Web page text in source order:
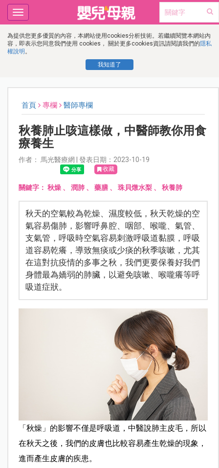
為提供您更多優質的內容，本網站使用cookies分析技術。若繼續閱覽本網站內
容，即表示您同意我們使用 cookies， 關於更多cookies資訊請閱讀我們的隱私
權說明 。
我知道了
Toggle
navigation
首頁 專欄 醫師專欄
秋養肺止咳這樣做，中醫師教你用食
療養生
作者： 馬光醫療網 | 發表日期：2023-10-19
收藏
關鍵字： 秋燥、 潤肺、 藥膳、 珠貝燉水梨、 秋養肺
秋天的空氣較為乾燥、濕度較低，秋天乾燥的空
氣容易傷肺，影響呼鼻腔、咽部、喉嚨、氣管、
支氣管，呼吸時空氣容易刺激呼吸道黏膜，呼吸
道容易乾癢，導致無痰或少痰的秋季咳嗽，尤其
在這對抗疫情的多事之秋，我們更要保養好我們
身體最為嬌弱的肺臟，以避免咳嗽、喉嚨癢等呼
吸道症狀。
「秋燥」的影響不僅是呼吸道，中醫說肺主皮毛，所以
在秋天之後，我們的皮膚也比較容易產生乾燥的現象，
進而產生皮膚的疾患。